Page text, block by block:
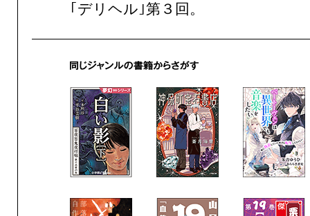
｢デリヘル｣第３回。